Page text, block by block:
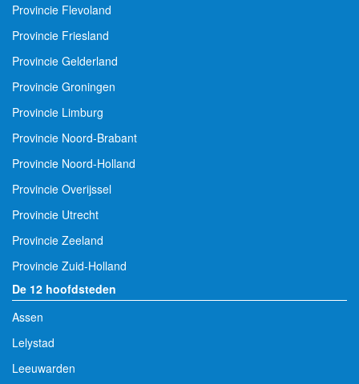
Provincie Flevoland
Provincie Friesland
Provincie Gelderland
Provincie Groningen
Provincie Limburg
Provincie Noord-Brabant
Provincie Noord-Holland
Provincie Overijssel
Provincie Utrecht
Provincie Zeeland
Provincie Zuid-Holland
De 12 hoofdsteden
Assen
Lelystad
Leeuwarden